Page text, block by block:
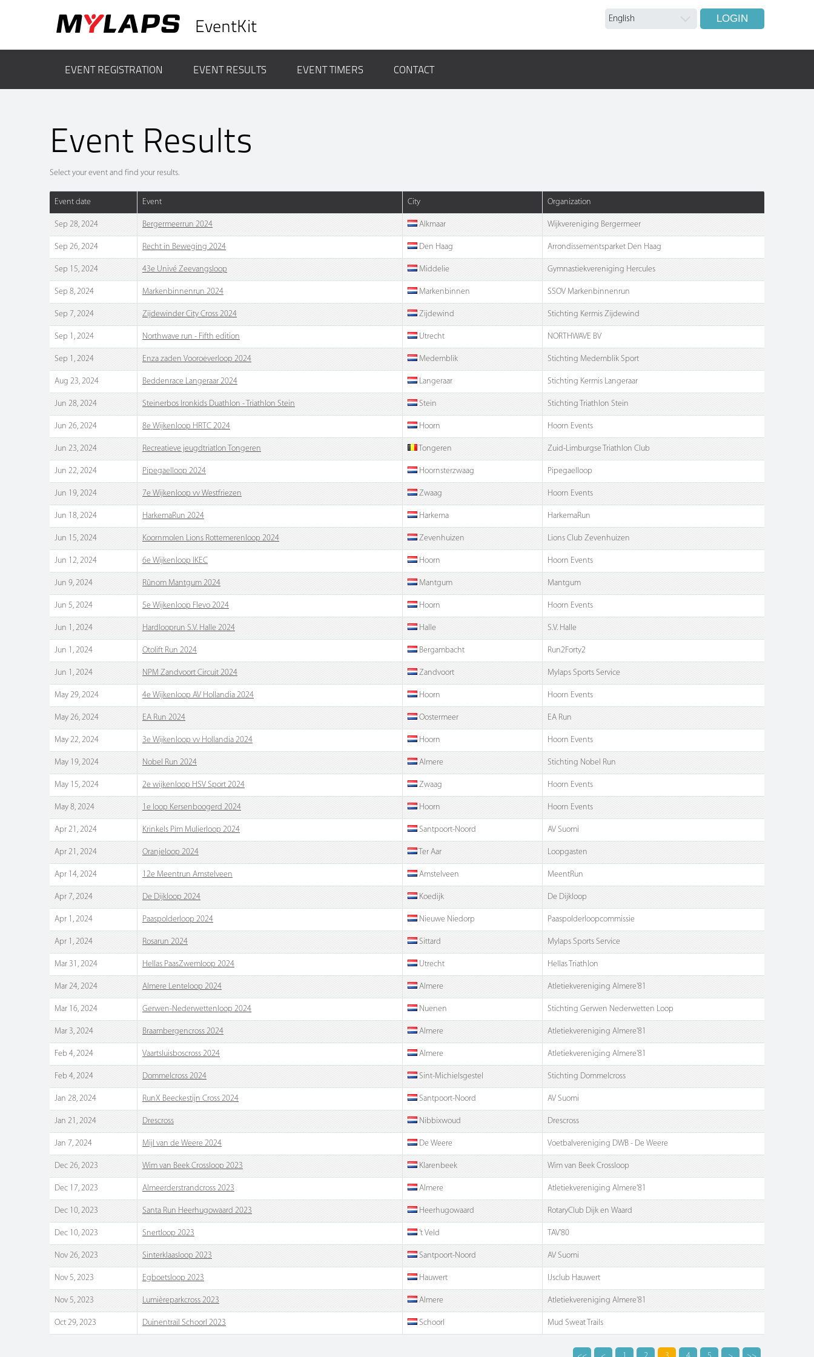
EventKit LOGIN
EVENT REGISTRATION EVENT RESULTS EVENT TIMERS CONTACT
Event Results
Select your event and find your results.
Event date Event City Organization
Sep 28, 2024 Bergermeerrun 2024 Alkmaar Wijkvereniging Bergermeer
Sep 26, 2024 Recht in Beweging 2024 Den Haag Arrondissementsparket Den Haag
Sep 15, 2024 43e Univé Zeevangsloop Middelie Gymnastiekvereniging Hercules
Sep 8, 2024 Markenbinnenrun 2024 Markenbinnen SSOV Markenbinnenrun
Sep 7, 2024 Zijdewinder City Cross 2024 Zijdewind Stichting Kermis Zijdewind
Sep 1, 2024 Northwave run - Fifth edition Utrecht NORTHWAVE BV
Sep 1, 2024 Enza zaden Vooroeverloop 2024 Medemblik Stichting Medemblik Sport
Aug 23, 2024 Beddenrace Langeraar 2024 Langeraar Stichting Kermis Langeraar
Jun 28, 2024 Steinerbos Ironkids Duathlon - Triathlon Stein Stein Stichting Triathlon Stein
Jun 26, 2024 8e Wijkenloop HRTC 2024 Hoorn Hoorn Events
Jun 23, 2024 Recreatieve jeugdtriatlon Tongeren Tongeren Zuid-Limburgse Triathlon Club
Jun 22, 2024 Pipegaelloop 2024 Hoornsterzwaag Pipegaelloop
Jun 19, 2024 7e Wijkenloop vv Westfriezen Zwaag Hoorn Events
Jun 18, 2024 HarkemaRun 2024 Harkema HarkemaRun
Jun 15, 2024 Koornmolen Lions Rottemerenloop 2024 Zevenhuizen Lions Club Zevenhuizen
Jun 12, 2024 6e Wijkenloop IKEC Hoorn Hoorn Events
Jun 9, 2024 Rûnom Mantgum 2024 Mantgum Mantgum
Jun 5, 2024 5e Wijkenloop Flevo 2024 Hoorn Hoorn Events
Jun 1, 2024 Hardlooprun S.V. Halle 2024 Halle S.V. Halle
Jun 1, 2024 Otolift Run 2024 Bergambacht Run2Forty2
Jun 1, 2024 NPM Zandvoort Circuit 2024 Zandvoort Mylaps Sports Service
May 29, 2024 4e Wijkenloop AV Hollandia 2024 Hoorn Hoorn Events
May 26, 2024 EA Run 2024 Oostermeer EA Run
May 22, 2024 3e Wijkenloop vv Hollandia 2024 Hoorn Hoorn Events
May 19, 2024 Nobel Run 2024 Almere Stichting Nobel Run
May 15, 2024 2e wijkenloop HSV Sport 2024 Zwaag Hoorn Events
May 8, 2024 1e loop Kersenboogerd 2024 Hoorn Hoorn Events
Apr 21, 2024 Krinkels Pim Mulierloop 2024 Santpoort-Noord AV Suomi
Apr 21, 2024 Oranjeloop 2024 Ter Aar Loopgasten
Apr 14, 2024 12e Meentrun Amstelveen Amstelveen MeentRun
Apr 7, 2024 De Dijkloop 2024 Koedijk De Dijkloop
Apr 1, 2024 Paaspolderloop 2024 Nieuwe Niedorp Paaspolderloopcommissie
Apr 1, 2024 Rosarun 2024 Sittard Mylaps Sports Service
Mar 31, 2024 Hellas PaasZwemloop 2024 Utrecht Hellas Triathlon
Mar 24, 2024 Almere Lenteloop 2024 Almere Atletiekvereniging Almere'81
Mar 16, 2024 Gerwen-Nederwettenloop 2024 Nuenen Stichting Gerwen Nederwetten Loop
Mar 3, 2024 Braambergencross 2024 Almere Atletiekvereniging Almere'81
Feb 4, 2024 Vaartsluisboscross 2024 Almere Atletiekvereniging Almere'81
Feb 4, 2024 Dommelcross 2024 Sint-Michielsgestel Stichting Dommelcross
Jan 28, 2024 RunX Beeckestijn Cross 2024 Santpoort-Noord AV Suomi
Jan 21, 2024 Drescross Nibbixwoud Drescross
Jan 7, 2024 Mijl van de Weere 2024 De Weere Voetbalvereniging DWB - De Weere
Dec 26, 2023 Wim van Beek Crossloop 2023 Klarenbeek Wim van Beek Crossloop
Dec 17, 2023 Almeerderstrandcross 2023 Almere Atletiekvereniging Almere'81
Dec 10, 2023 Santa Run Heerhugowaard 2023 Heerhugowaard RotaryClub Dijk en Waard
Dec 10, 2023 Snertloop 2023 't Veld TAV'80
Nov 26, 2023 Sinterklaasloop 2023 Santpoort-Noord AV Suomi
Nov 5, 2023 Egboetsloop 2023 Hauwert IJsclub Hauwert
Nov 5, 2023 Lumièreparkcross 2023 Almere Atletiekvereniging Almere'81
Oct 29, 2023 Duinentrail Schoorl 2023 Schoorl Mud Sweat Trails